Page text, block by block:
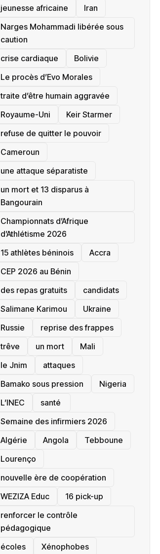
jeunesse africaine
‎Iran
Narges Mohammadi libérée sous
caution
crise cardiaque
‎Bolivie
Le procès d’Evo Morales
traite d’être humain aggravée
‎Royaume-Uni
Keir Starmer
refuse de quitter le pouvoir
‎Cameroun
une attaque séparatiste
un mort et 13 disparus à
Bangourain
‎Championnats d’Afrique
d’Athlétisme 2026
15 athlètes béninois
Accra
‎CEP 2026 au Bénin
des repas gratuits
candidats
Salimane Karimou
Ukraine
Russie
reprise des frappes
trêve
un mort
Mali
le Jnim
attaques
Bamako sous pression
‎Nigeria
L’INEC
santé ‎
Semaine des infirmiers 2026
‎Algérie
Angola
Tebboune
Lourenço
nouvelle ère de coopération
‎WEZIZA Educ
16 pick-up
renforcer le contrôle
pédagogique
écoles
‎Xénophobes